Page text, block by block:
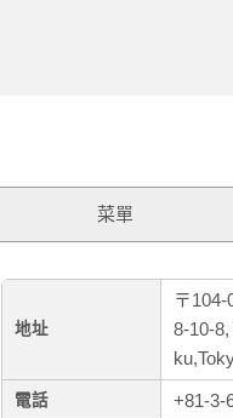
菜單
地址
〒104-
8-10-
電話 +81-3-